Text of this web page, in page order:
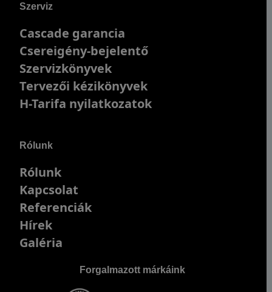
Szerviz
Cascade garancia
Csereigény-bejelentő
Szervizkönyvek
Tervezői kézikönyvek
H-Tarifa nyilatkozatok
Rólunk
Rólunk
Kapcsolat
Referenciák
Hírek
Galéria
Forgalmazott márkáink